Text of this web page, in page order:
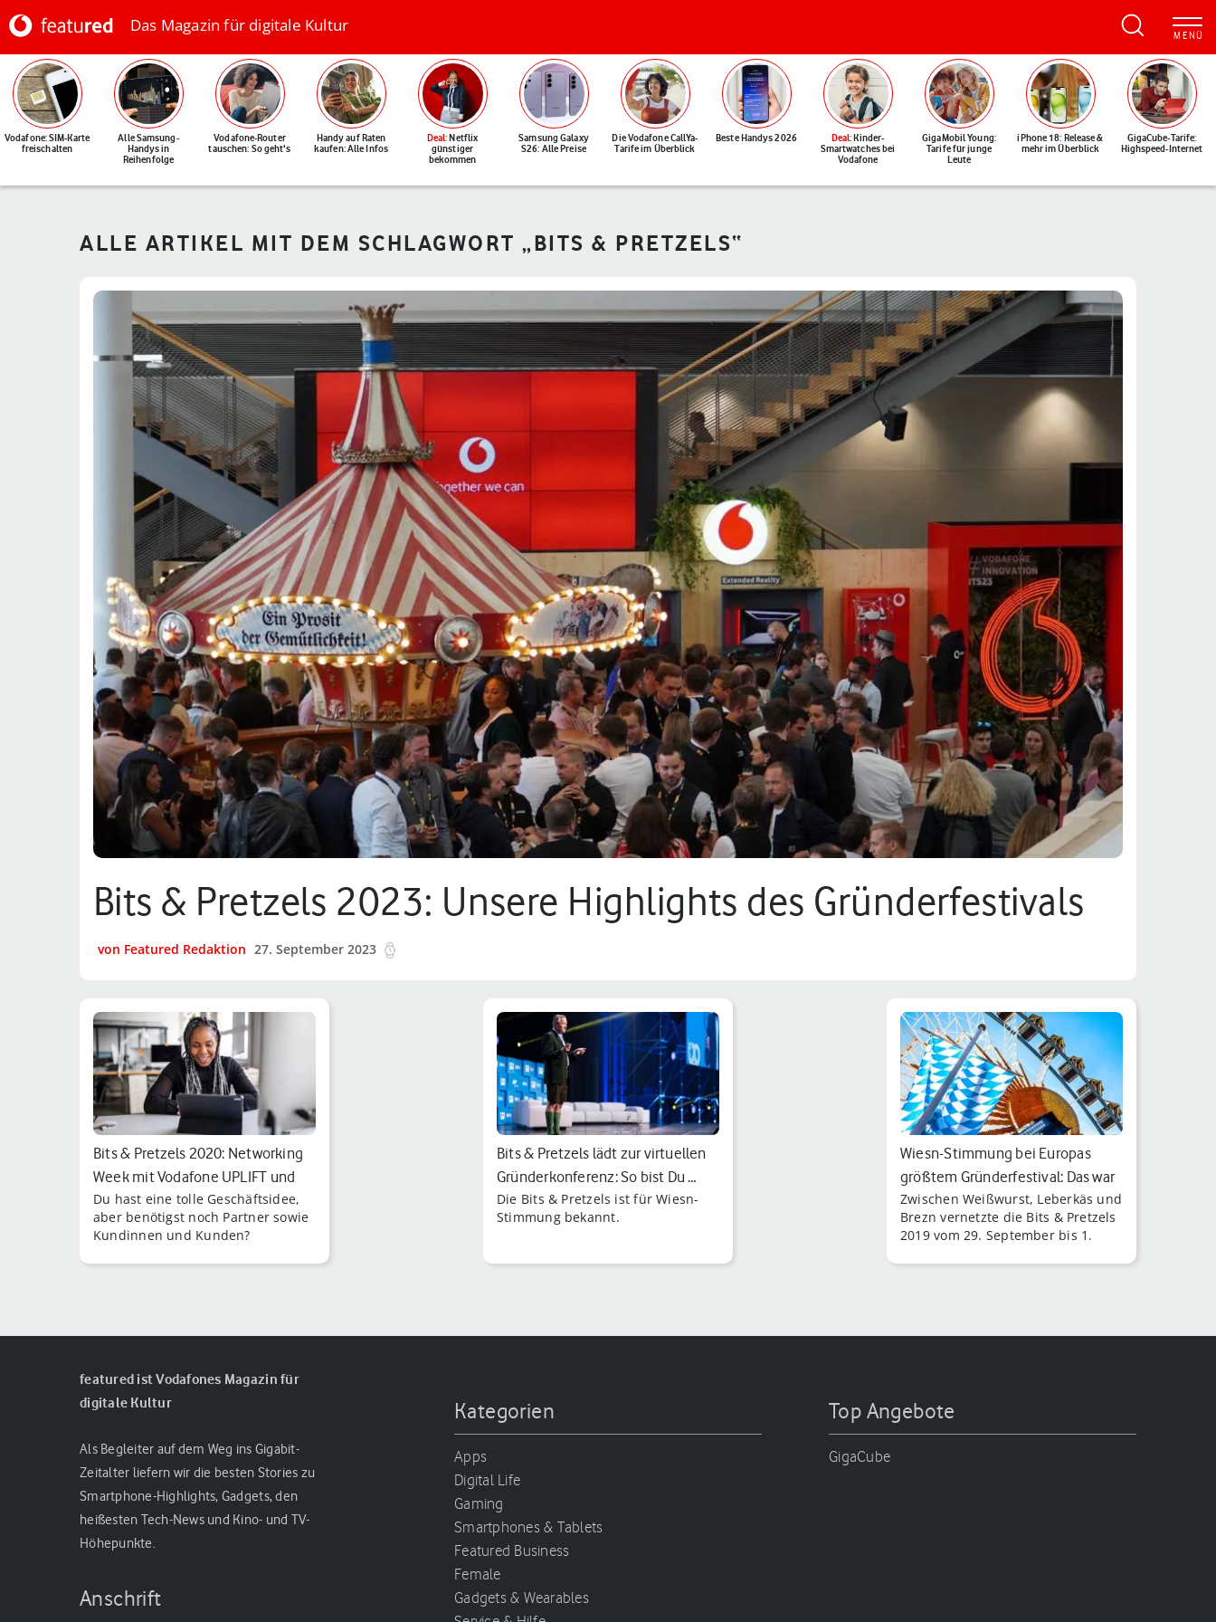
Das Magazin für digitale Kultur
Vodafone: SIM-Karte
freischalten
Alle Samsung-
Handys in
Reihenfolge
Vodafone-Router
tauschen: So geht's
Handy auf Raten
kaufen: Alle Infos
Deal: Netflix
günstiger
bekommen
Samsung Galaxy
S26: Alle Preise
Die Vodafone CallYa-
Tarife im Überblick
Beste Handys 2026 Deal: Kinder-
Smartwatches bei
Vodafone
GigaMobil Young:
Tarife für junge
Leute
iPhone 18: Release &
mehr im Überblick
GigaCube-Tarife:
Highspeed-Internet
ALLE ARTIKEL MIT DEM SCHLAGWORT „BITS & PRETZELS“
Bits & Pretzels 2023: Unsere Highlights des Gründerfestivals
von Featured Redaktion 27. September 2023
Bits & Pretzels 2020: Networking
Week mit Vodafone UPLIFT und
spa…
Du hast eine tolle Geschäftsidee,
aber benötigst noch Partner sowie
Kundinnen und Kunden?
Bits & Pretzels lädt zur virtuellen
Gründerkonferenz: So bist Du …
Die Bits & Pretzels ist für Wiesn-
Stimmung bekannt.
Wiesn-Stimmung bei Europas
größtem Gründerfestival: Das war
die B…
Zwischen Weißwurst, Leberkäs und
Brezn vernetzte die Bits & Pretzels
2019 vom 29. September bis 1.
featured ist Vodafones Magazin für
digitale Kultur
Als Begleiter auf dem Weg ins Gigabit-
Zeitalter liefern wir die besten Stories zu
Smartphone-Highlights, Gadgets, den
heißesten Tech-News und Kino- und TV-
Höhepunkte.
Anschrift
Kategorien
Apps
Digital Life
Gaming
Smartphones & Tablets
Featured Business
Female
Gadgets & Wearables
Top Angebote
GigaCube